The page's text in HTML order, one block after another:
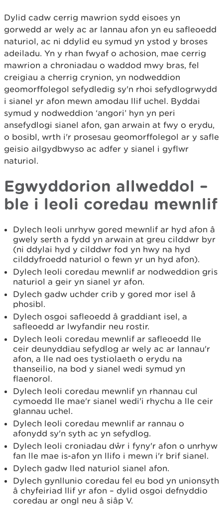
Dylid cadw cerrig mawrion sydd eisoes yn
gorwedd ar wely ac ar lannau afon yn eu safleoedd
naturiol, ac ni ddylid eu symud yn ystod y broses
adeiladu. Yn y rhan fwyaf o achosion, mae cerrig
mawrion a chroniadau o waddod mwy bras, fel
creigiau a cherrig crynion, yn nodweddion
geomorffolegol sefydledig sy'n rhoi sefydlogrwydd
i sianel yr afon mewn amodau llif uchel. Byddai
symud y nodweddion ‘angori’ hyn yn peri
ansefydlogi sianel afon, gan arwain at fwy o erydu,
o bosibl, wrth i'r prosesau geomorffolegol ar y safle
geisio ailgydbwyso ac adfer y sianel i gyflwr
naturiol.
Egwyddorion allweddol –
ble i leoli coredau mewnlif
Dylech leoli unrhyw gored mewnlif ar hyd afon â
gwely serth a fydd yn arwain at greu cilddwr byr
(ni ddylai hyd y cilddwr fod yn hwy na hyd
cilddyfroedd naturiol o fewn yr un hyd afon).
Dylech leoli coredau mewnlif ar nodweddion gris
naturiol a geir yn sianel yr afon.
Dylech gadw uchder crib y gored mor isel â
phosibl.
Dylech osgoi safleoedd â graddiant isel, a
safleoedd ar lwyfandir neu rostir.
Dylech leoli coredau mewnlif ar safleoedd lle
ceir deunyddiau sefydlog ar wely ac ar lannau'r
afon, a lle nad oes tystiolaeth o erydu na
thanseilio, na bod y sianel wedi symud yn
flaenorol.
Dylech leoli coredau mewnlif yn rhannau cul
cymoedd lle mae'r sianel wedi'i rhychu a lle ceir
glannau uchel.
Dylech leoli coredau mewnlif ar rannau o
afonydd sy'n syth ac yn sefydlog.
Dylech leoli croniadau dŵr i fyny'r afon o unrhyw
fan lle mae is-afon yn llifo i mewn i'r brif sianel.
Dylech gadw lled naturiol sianel afon.
Dylech gynllunio coredau fel eu bod yn unionsyth
â chyfeiriad llif yr afon – dylid osgoi defnyddio
coredau ar ongl neu â siâp V.